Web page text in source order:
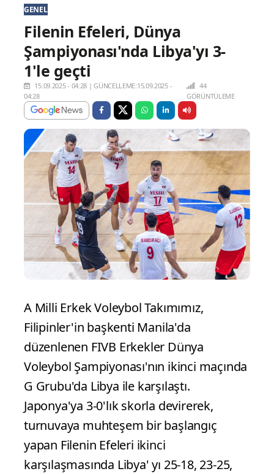
GENEL
Filenin Efeleri, Dünya
Şampiyonası'nda Libya'yı 3-
1'le geçti
15.09.2025 - 04:28 |GÜNCELLEME:15.09.2025 -
04:28
44
GÖRÜNTÜLEME
A Milli Erkek Voleybol Takımımız,
Filipinler'in başkenti Manila'da
düzenlenen FIVB Erkekler Dünya
Voleybol Şampiyonası'nın ikinci maçında
G Grubu'da Libya ile karşılaştı.
Japonya'ya 3-0'lık skorla devirerek,
turnuvaya muhteşem bir başlangıç
yapan Filenin Efeleri ikinci
karşılaşmasında Libya' yı 25-18, 23-25,